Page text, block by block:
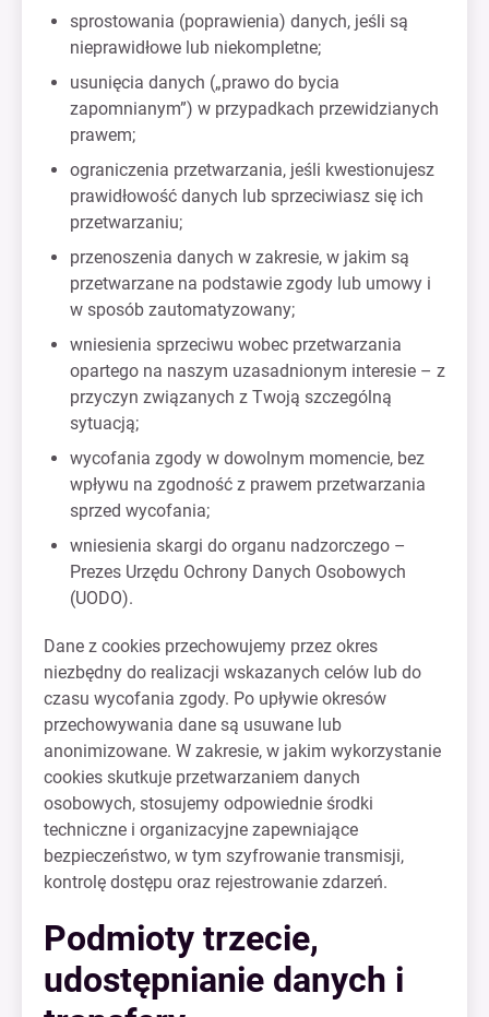
sprostowania (poprawienia) danych, jeśli są
nieprawidłowe lub niekompletne;
usunięcia danych („prawo do bycia
zapomnianym”) w przypadkach przewidzianych
prawem;
ograniczenia przetwarzania, jeśli kwestionujesz
prawidłowość danych lub sprzeciwiasz się ich
przetwarzaniu;
przenoszenia danych w zakresie, w jakim są
przetwarzane na podstawie zgody lub umowy i
w sposób zautomatyzowany;
wniesienia sprzeciwu wobec przetwarzania
opartego na naszym uzasadnionym interesie – z
przyczyn związanych z Twoją szczególną
sytuacją;
wycofania zgody w dowolnym momencie, bez
wpływu na zgodność z prawem przetwarzania
sprzed wycofania;
wniesienia skargi do organu nadzorczego –
Prezes Urzędu Ochrony Danych Osobowych
(UODO).
Dane z cookies przechowujemy przez okres
niezbędny do realizacji wskazanych celów lub do
czasu wycofania zgody. Po upływie okresów
przechowywania dane są usuwane lub
anonimizowane. W zakresie, w jakim wykorzystanie
cookies skutkuje przetwarzaniem danych
osobowych, stosujemy odpowiednie środki
techniczne i organizacyjne zapewniające
bezpieczeństwo, w tym szyfrowanie transmisji,
kontrolę dostępu oraz rejestrowanie zdarzeń.
Podmioty trzecie,
udostępnianie danych i